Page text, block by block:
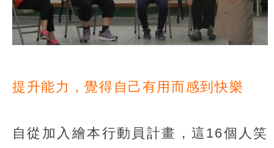
提升能力，覺得自己有用而感到快樂
自從加入繪本行動員計畫，這16個人笑